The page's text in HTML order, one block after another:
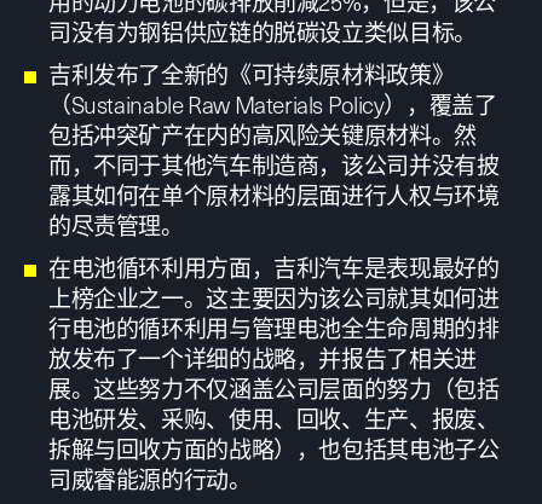
司没有为钢铝供应链的脱碳设立类似目标。
吉利发布了全新的《可持续原材料政策》
（Sustainable Raw Materials Policy），覆盖了
包括冲突矿产在内的高风险关键原材料。然
而，不同于其他汽车制造商，该公司并没有披
露其如何在单个原材料的层面进行人权与环境
的尽责管理。
在电池循环利用方面，吉利汽车是表现最好的
上榜企业之一。这主要因为该公司就其如何进
行电池的循环利用与管理电池全生命周期的排
放发布了一个详细的战略，并报告了相关进
展。这些努力不仅涵盖公司层面的努力（包括
电池研发、采购、使用、回收、生产、报废、
拆解与回收方面的战略），也包括其电池子公
司威睿能源的行动。